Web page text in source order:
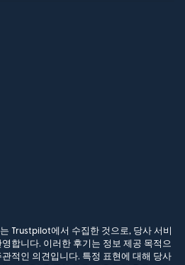
Trustpilot에서 수집한 것으로, 당사 서비
합니다. 이러한 후기는 정보 제공 목적으
적인 의견입니다. 특정 표현에 대해 당사